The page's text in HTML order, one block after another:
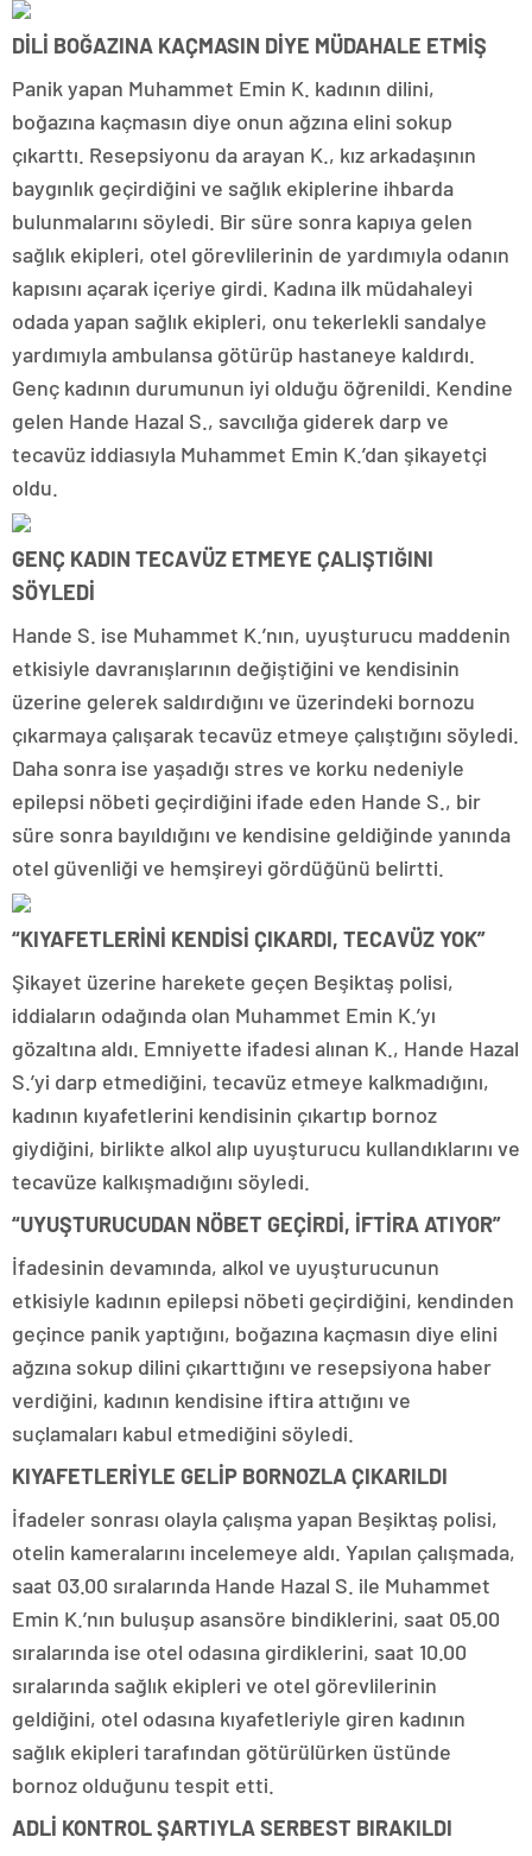
DİLİ BOĞAZINA KAÇMASIN DİYE MÜDAHALE ETMİŞ
Panik yapan Muhammet Emin K. kadının dilini,
boğazına kaçmasın diye onun ağzına elini sokup
çıkarttı. Resepsiyonu da arayan K., kız arkadaşının
baygınlık geçirdiğini ve sağlık ekiplerine ihbarda
bulunmalarını söyledi. Bir süre sonra kapıya gelen
sağlık ekipleri, otel görevlilerinin de yardımıyla odanın
kapısını açarak içeriye girdi. Kadına ilk müdahaleyi
odada yapan sağlık ekipleri, onu tekerlekli sandalye
yardımıyla ambulansa götürüp hastaneye kaldırdı.
Genç kadının durumunun iyi olduğu öğrenildi. Kendine
gelen Hande Hazal S., savcılığa giderek darp ve
tecavüz iddiasıyla Muhammet Emin K.’dan şikayetçi
oldu.
GENÇ KADIN TECAVÜZ ETMEYE ÇALIŞTIĞINI
SÖYLEDİ
Hande S. ise Muhammet K.’nın, uyuşturucu maddenin
etkisiyle davranışlarının değiştiğini ve kendisinin
üzerine gelerek saldırdığını ve üzerindeki bornozu
çıkarmaya çalışarak tecavüz etmeye çalıştığını söyledi.
Daha sonra ise yaşadığı stres ve korku nedeniyle
epilepsi nöbeti geçirdiğini ifade eden Hande S., bir
süre sonra bayıldığını ve kendisine geldiğinde yanında
otel güvenliği ve hemşireyi gördüğünü belirtti.
“KIYAFETLERİNİ KENDİSİ ÇIKARDI, TECAVÜZ YOK”
Şikayet üzerine harekete geçen Beşiktaş polisi,
iddiaların odağında olan Muhammet Emin K.’yı
gözaltına aldı. Emniyette ifadesi alınan K., Hande Hazal
S.’yi darp etmediğini, tecavüz etmeye kalkmadığını,
kadının kıyafetlerini kendisinin çıkartıp bornoz
giydiğini, birlikte alkol alıp uyuşturucu kullandıklarını ve
tecavüze kalkışmadığını söyledi.
“UYUŞTURUCUDAN NÖBET GEÇİRDİ, İFTİRA ATIYOR”
İfadesinin devamında, alkol ve uyuşturucunun
etkisiyle kadının epilepsi nöbeti geçirdiğini, kendinden
geçince panik yaptığını, boğazına kaçmasın diye elini
ağzına sokup dilini çıkarttığını ve resepsiyona haber
verdiğini, kadının kendisine iftira attığını ve
suçlamaları kabul etmediğini söyledi.
KIYAFETLERİYLE GELİP BORNOZLA ÇIKARILDI
İfadeler sonrası olayla çalışma yapan Beşiktaş polisi,
otelin kameralarını incelemeye aldı. Yapılan çalışmada,
saat 03.00 sıralarında Hande Hazal S. ile Muhammet
Emin K.’nın buluşup asansöre bindiklerini, saat 05.00
sıralarında ise otel odasına girdiklerini, saat 10.00
sıralarında sağlık ekipleri ve otel görevlilerinin
geldiğini, otel odasına kıyafetleriyle giren kadının
sağlık ekipleri tarafından götürülürken üstünde
bornoz olduğunu tespit etti.
ADLİ KONTROL ŞARTIYLA SERBEST BIRAKILDI